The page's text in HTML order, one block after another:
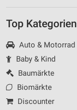
Top Kategorien
Auto & Motorrad
Baby & Kind
Baumärkte
Biomärkte
Discounter